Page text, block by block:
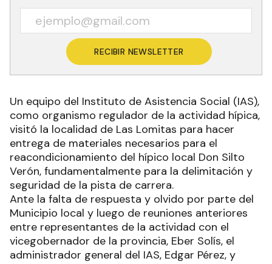
RECIBIR NEWSLETTER
Un equipo del Instituto de Asistencia Social (IAS),
como organismo regulador de la actividad hípica,
visitó la localidad de Las Lomitas para hacer
entrega de materiales necesarios para el
reacondicionamiento del hípico local Don Silto
Verón, fundamentalmente para la delimitación y
seguridad de la pista de carrera.
Ante la falta de respuesta y olvido por parte del
Municipio local y luego de reuniones anteriores
entre representantes de la actividad con el
vicegobernador de la provincia, Eber Solís, el
administrador general del IAS, Edgar Pérez, y